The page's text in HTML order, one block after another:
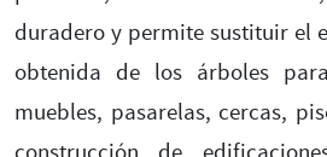
duradero y permite sustituir el
obtenida de los árboles
muebles, pasarelas, cercas,